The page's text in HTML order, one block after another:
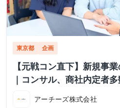
東京都 企画
【元戦コン直下】新規事
｜コンサル、商社内定者
アーチーズ株式会社